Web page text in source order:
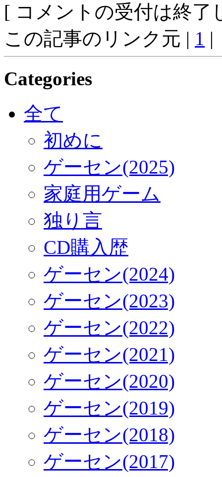
[ コメントの受付は終了
この記事のリンク元 | 1 |
Categories
全て
初めに
ゲーセン(2025)
家庭用ゲーム
独り言
CD購入歴
ゲーセン(2024)
ゲーセン(2023)
ゲーセン(2022)
ゲーセン(2021)
ゲーセン(2020)
ゲーセン(2019)
ゲーセン(2018)
ゲーセン(2017)